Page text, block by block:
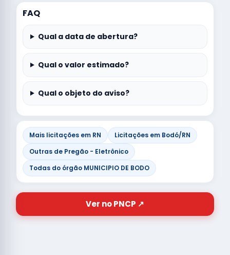
FAQ
Qual a data de abertura?
Qual o valor estimado?
Qual o objeto do aviso?
Mais licitações em RN
Licitações em Bodó/RN
Outras de Pregão - Eletrônico
Todas do órgão MUNICIPIO DE BODO
Ver no PNCP ↗